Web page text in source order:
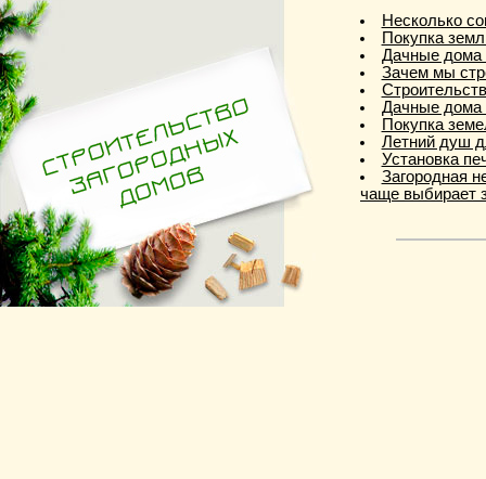
Несколько
Покупка
Дачные дома
Зачем мы
Дачные дома
Покупка
Летний душ
Установка
Загородная
чаще выбирает